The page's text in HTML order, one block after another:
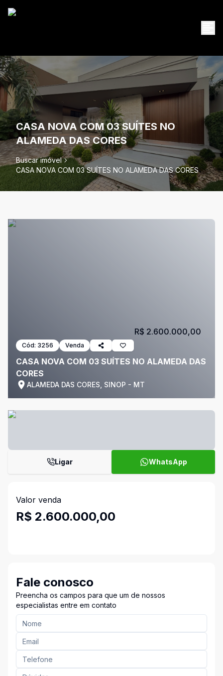
CASA NOVA COM 03 SUÍTES NO
ALAMEDA DAS CORES
Buscar imóvel
CASA NOVA COM 03 SUÍTES NO ALAMEDA DAS CORES
Cód: 3256 Venda
CASA NOVA COM 03 SUÍTES NO ALAMEDA DAS
CORES
ALAMEDA DAS CORES, SINOP - MT
R$ 2.600.000,00
Ligar WhatsApp
Valor venda
R$ 2.600.000,00
Fale conosco
Preencha os campos para que um de nossos
especialistas entre em contato